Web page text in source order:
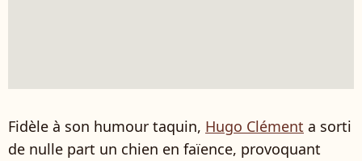
Fidèle à son humour taquin, Hugo Clément a sorti
de nulle part un chien en faïence, provoquant